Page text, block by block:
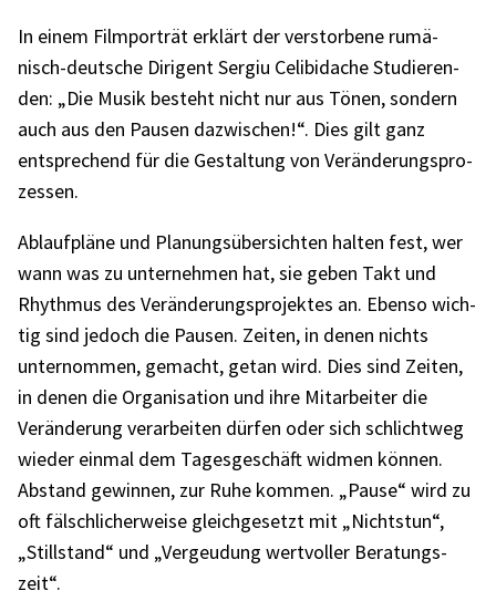
In einem Film­por­trät erklärt der verstor­bene rumä­
nisch-deut­sche Diri­gent Sergiu Celi­bi­da­che Studie­ren­
den: „Die Musik besteht nicht nur aus Tönen, sondern
auch aus den Pausen dazwi­schen!“. Dies gilt ganz
entspre­chend für die Gestal­tung von Verän­de­rungs­pro­
zes­sen.
Ablauf­pläne und Planungs­über­sich­ten halten fest, wer
wann was zu unter­neh­men hat, sie geben Takt und
Rhyth­mus des Verän­de­rungs­pro­jek­tes an. Ebenso wich­
tig sind jedoch die Pausen. Zeiten, in denen nichts
unter­nom­men, gemacht, getan wird. Dies sind Zeiten,
in denen die Orga­ni­sa­tion und ihre Mitar­bei­ter die
Verän­de­rung verar­bei­ten dürfen oder sich schlicht­weg
wieder einmal dem Tages­ge­schäft widmen können.
Abstand gewin­nen, zur Ruhe kommen. „Pause“ wird zu
oft fälsch­li­cher­weise gleich­ge­setzt mit „Nichts­tun“,
„Still­stand“ und „Vergeu­dung wert­vol­ler Bera­tungs­
zeit“.